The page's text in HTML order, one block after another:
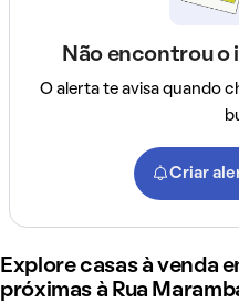
Não encontrou o
O alerta te avisa quando
Criar
Explore casas à venda
próximas à Rua